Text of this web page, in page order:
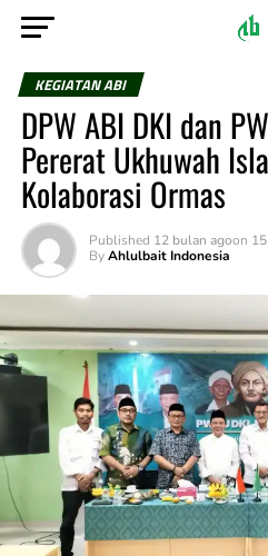
KEGIATAN ABI
DPW ABI DKI dan
Pererat Ukhuwah
Kolaborasi Ormas
Published 12 bulan agoon
By Ahlulbait Indonesia